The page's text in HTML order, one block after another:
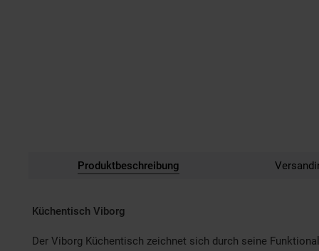
Produktbeschreibung
Küchentisch Viborg
Der Viborg Küchentisch zeichnet sich durch seine